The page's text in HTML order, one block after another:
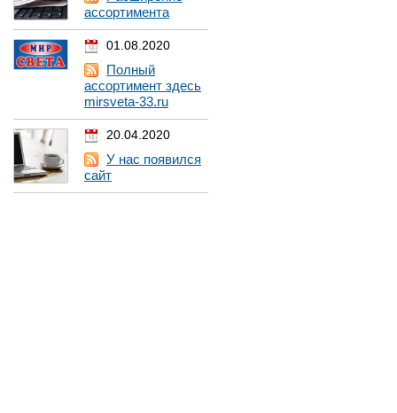
ассортимента
01.08.2020
Полный
ассортимент здесь
mirsveta-33.ru
20.04.2020
У нас появился
сайт